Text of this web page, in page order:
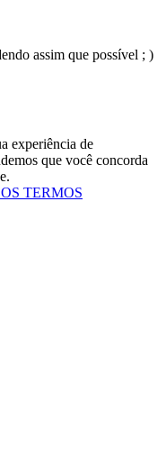
assim que possível ; )
experiência de
que você concorda
TERMOS